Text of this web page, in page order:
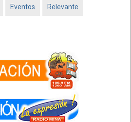
Eventos Relevante